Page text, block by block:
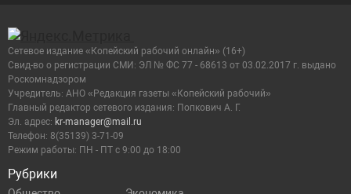
Рубрики
Сетевое издание «Копейский рабочий онлайн» (16+)
Cвид-во о регистрации СМИ: ЭЛ № ФС 77 - 68613 от 03.02.2017 г. выдано
Роскомнадзором
Учредитель: АНО «Редакция газеты «Копейский рабочий»
Главный редактор сетевого издания: Попкович А. Г.
Эл. адрес: kr-manager@mail.ru
Телефон: 8(35139) 3-71-09
Режим работы: ПН - ПТ с 9:00 до 18:00